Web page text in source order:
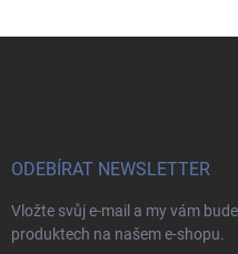
ODEBÍRAT NEWSLETTER
Vložte svůj e-mail a my vám
produktech na našem e-shopu.